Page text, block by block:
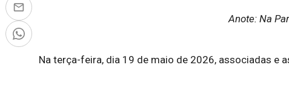
Anote: Na
Na terça-feira, dia 19 de maio de 2026, associadas e